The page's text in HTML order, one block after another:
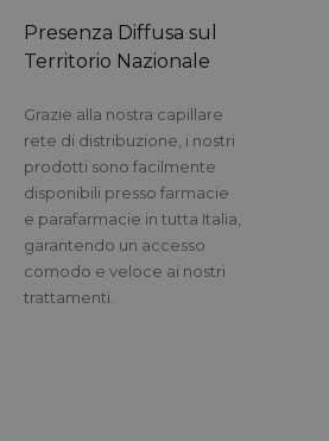
Presenza Diffusa sul
Territorio Nazionale
Grazie alla nostra capillare
rete di distribuzione, i nostri
prodotti sono facilmente
disponibili presso farmacie
e parafarmacie in tutta Italia,
garantendo un accesso
comodo e veloce ai nostri
trattamenti.